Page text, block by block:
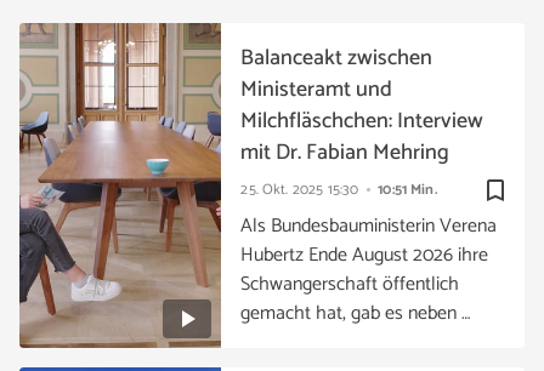
bookmark_border
25. Okt. 2025 15:30 10:51 Min.
Balanceakt zwischen
Ministeramt und
Milchfläschchen: Interview
mit Dr. Fabian Mehring
Als Bundesbauministerin Verena
Hubertz Ende August 2026 ihre
Schwangerschaft öffentlich
gemacht hat, gab es neben …